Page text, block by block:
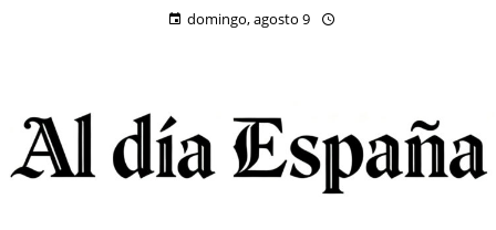
domingo, agosto 9